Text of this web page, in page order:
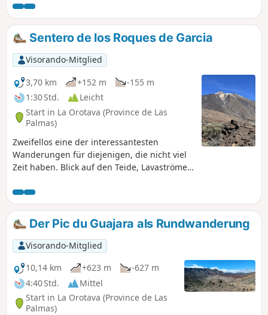
Weg sanft an, umgeht den Berg Suarez und steigt dann
steiler an den Hängen des Roque Imoque an. Unterwegs
gibt es Kakteen, verlassene Bauernhöfe und alte
Dreschplätze sowie kleine Höhlen zu sehen. Der Rückweg
führt sanft bergab mit Blick auf den Meereshorizont an der
Südspitze der Insel.
Sentero de los Roques de Garcia
Visorando-Mitglied
3,70 km
+152 m
-155 m
1:30 Std.
Leicht
Start in La Orotava (Province de Las
Palmas)
Zweifellos eine der interessantesten
Wanderungen für diejenigen, die nicht viel
Zeit haben. Blick auf den Teide, Lavaströme,
dieser für alle zugänglichen Wanderung
erhalten Sie einen Überblick über alle
Panoramen der Region.
Der Pic du Guajara als Rundwanderung
Visorando-Mitglied
10,14 km
+623 m
-627 m
4:40 Std.
Mittel
Start in La Orotava (Province de Las
Palmas)